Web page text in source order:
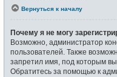
Вернуться к началу
Почему я не могу
Возможно, администратор
пользователей. Также
запретил имя, под которым вы
Обратитесь за помощью к